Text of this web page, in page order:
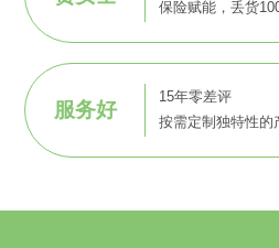
保险赋能，丢货
服务好
15年零差评
按需定制独特性的